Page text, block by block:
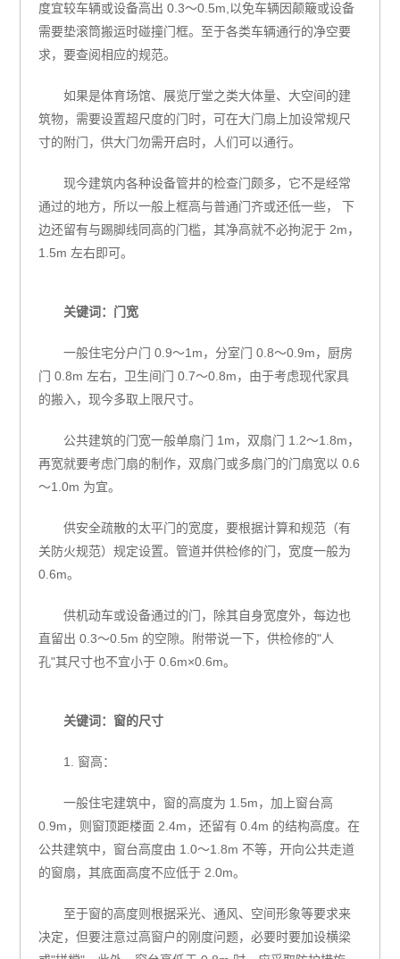
度宜较车辆或设备高出 0.3～0.5m,以免车辆因颠簸或设备
需要垫滚筒搬运时碰撞门框。至于各类车辆通行的净空要
求，要查阅相应的规范。
如果是体育场馆、展览厅堂之类大体量、大空间的建
筑物，需要设置超尺度的门时，可在大门扇上加设常规尺
寸的附门，供大门勿需开启时，人们可以通行。
现今建筑内各种设备管井的检查门颇多，它不是经常
通过的地方，所以一般上框高与普通门齐或还低一些， 下
边还留有与踢脚线同高的门槛，其净高就不必拘泥于 2m，
1.5m 左右即可。
关键词：门宽
一般住宅分户门 0.9～1m，分室门 0.8～0.9m，厨房
门 0.8m 左右，卫生间门 0.7～0.8m，由于考虑现代家具
的搬入，现今多取上限尺寸。
公共建筑的门宽一般单扇门 1m，双扇门 1.2～1.8m，
再宽就要考虑门扇的制作，双扇门或多扇门的门扇宽以 0.6
～1.0m 为宜。
供安全疏散的太平门的宽度，要根据计算和规范（有
关防火规范）规定设置。管道并供检修的门，宽度一般为
0.6m。
供机动车或设备通过的门，除其自身宽度外，每边也
直留出 0.3～0.5m 的空隙。附带说一下，供检修的"人
孔"其尺寸也不宜小于 0.6m×0.6m。
关键词：窗的尺寸
1. 窗高：
一般住宅建筑中，窗的高度为 1.5m，加上窗台高
0.9m，则窗顶距楼面 2.4m，还留有 0.4m 的结构高度。在
公共建筑中，窗台高度由 1.0～1.8m 不等，开向公共走道
的窗扇，其底面高度不应低于 2.0m。
至于窗的高度则根据采光、通风、空间形象等要求来
决定，但要注意过高窗户的刚度问题，必要时要加设横梁